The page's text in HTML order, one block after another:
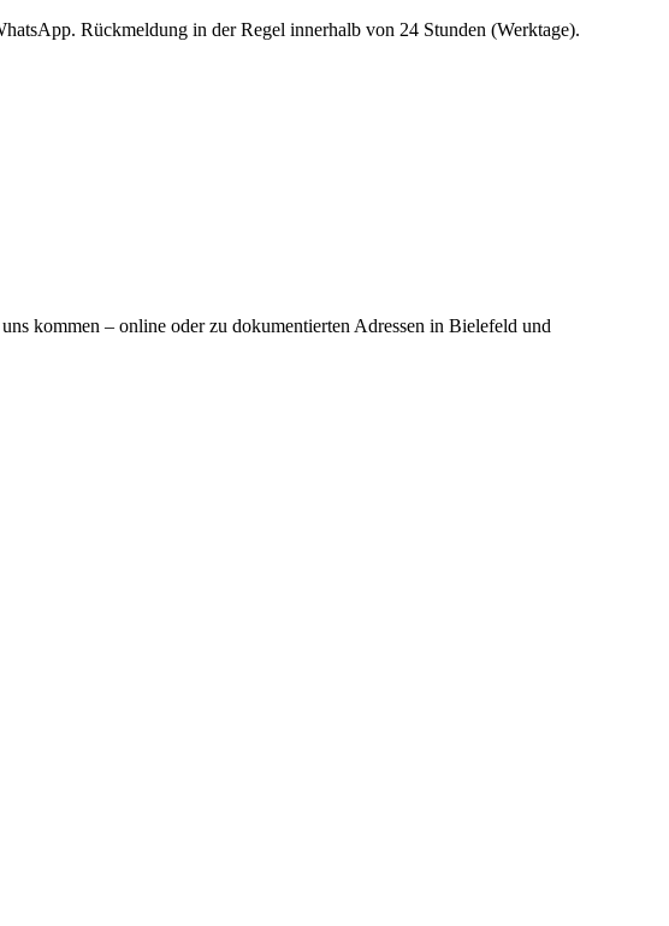
Rückmeldung in der Regel innerhalb von 24 Stunden (Werktage).
kommen – online oder zu dokumentierten Adressen in Bielefeld und